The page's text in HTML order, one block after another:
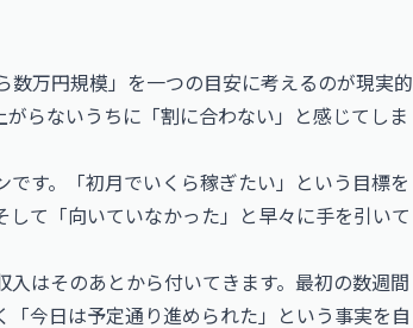
万円規模」を一つの目安に考えるのが現実的
らないうちに「割に合わない」と感じてしま
す。「初月でいくら稼ぎたい」という目標を
て「向いていなかった」と早々に手を引いて
はそのあとから付いてきます。最初の数週間
今日は予定通り進められた」という事実を自